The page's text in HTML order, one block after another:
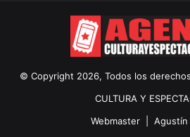
© Copyright 2026, Todos los
CULTURA Y
Webmaster | Agustín